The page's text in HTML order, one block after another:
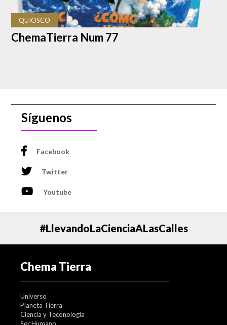
QUIOSCO
ChemaTierra Num 77
Síguenos
Facebook
Twitter
Youtube
#LlevandoLaCienciaALasCalles
Chema Tierra
Universo
Planeta Tierra
Ciencia y Teconología